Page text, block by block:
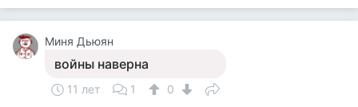
Миня Дьюян
войны наверна
11 лет 1
0